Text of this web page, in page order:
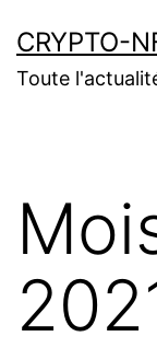
au
contenu
CRYPTO-
Toute